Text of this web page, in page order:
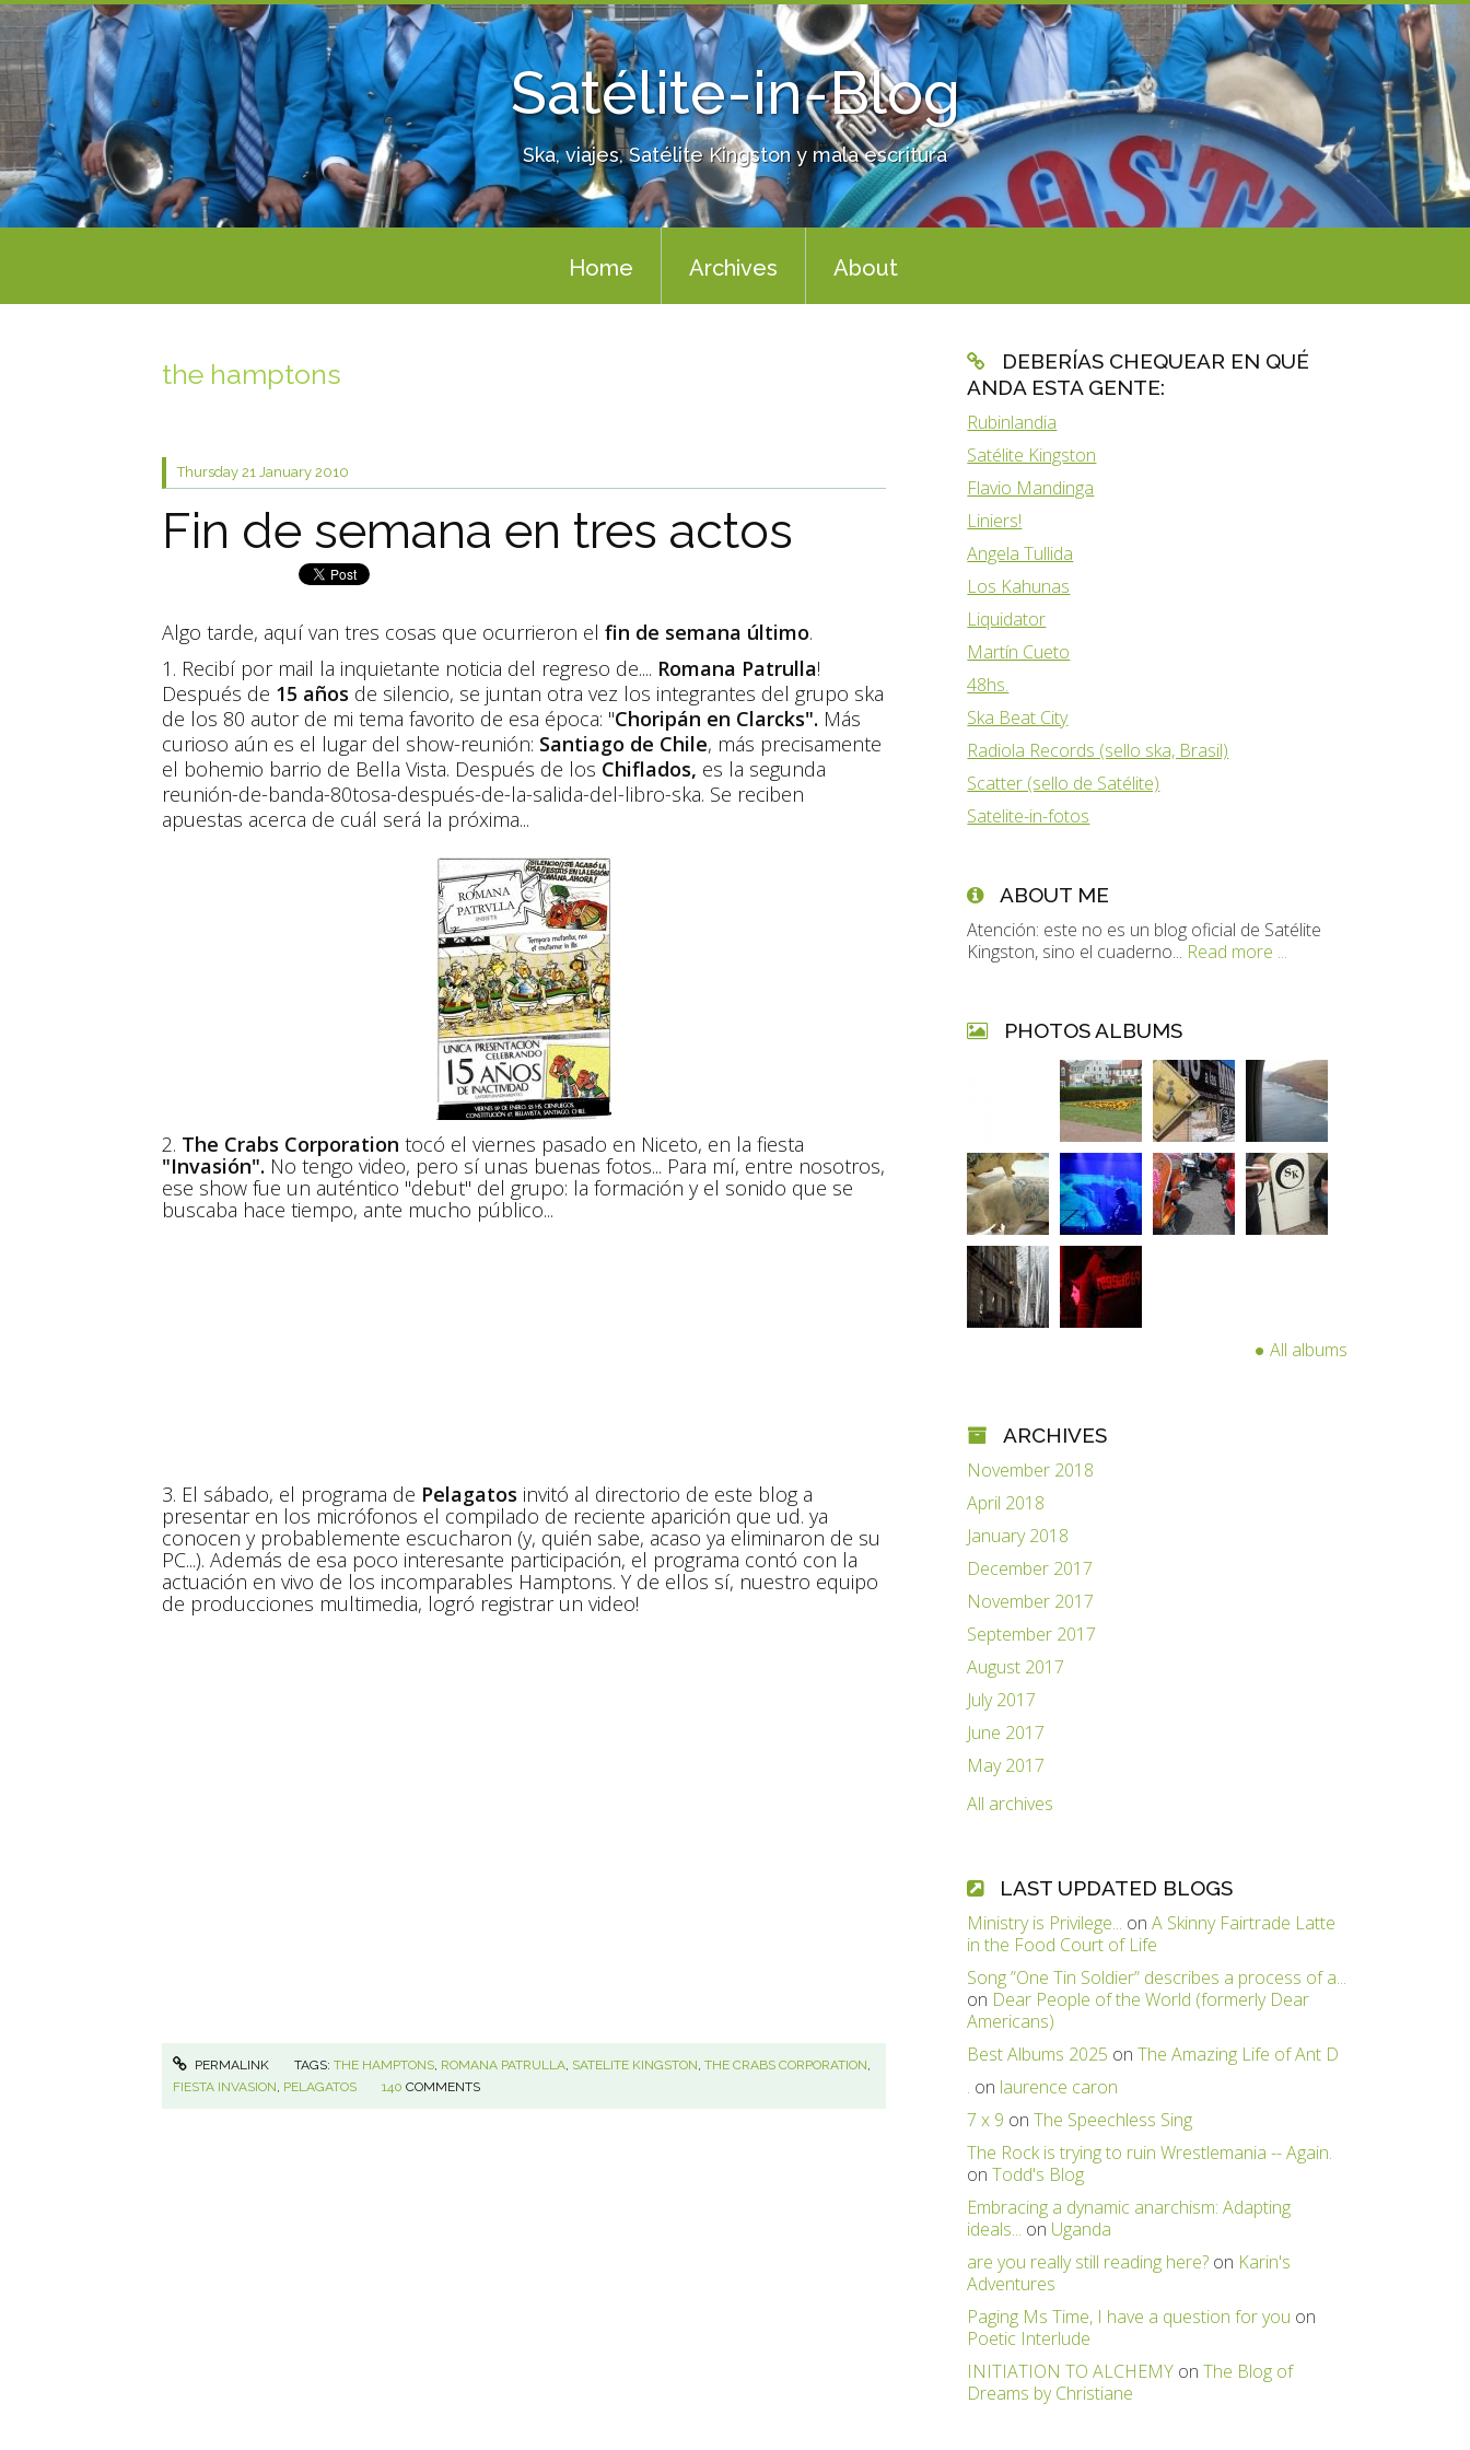
Satélite-in-Blog
Ska, viajes, Satélite Kingston y mala escritura
Home Archives About
the hamptons
Thursday 21 January 2010
Fin de semana en tres actos
Algo tarde, aquí van tres cosas que ocurrieron el fin de semana último.
1. Recibí por mail la inquietante noticia del regreso de.... Romana Patrulla!
Después de 15 años de silencio, se juntan otra vez los integrantes del grupo ska
de los 80 autor de mi tema favorito de esa época: "Choripán en Clarcks". Más
curioso aún es el lugar del show-reunión: Santiago de Chile, más precisamente
el bohemio barrio de Bella Vista. Después de los Chiflados, es la segunda
reunión-de-banda-80tosa-después-de-la-salida-del-libro-ska. Se reciben
apuestas acerca de cuál será la próxima...
2. The Crabs Corporation tocó el viernes pasado en Niceto, en la fiesta
"Invasión". No tengo video, pero sí unas buenas fotos... Para mí, entre nosotros,
ese show fue un auténtico "debut" del grupo: la formación y el sonido que se
buscaba hace tiempo, ante mucho público...
3. El sábado, el programa de Pelagatos invitó al directorio de este blog a
presentar en los micrófonos el compilado de reciente aparición que ud. ya
conocen y probablemente escucharon (y, quién sabe, acaso ya eliminaron de su
PC...). Además de esa poco interesante participación, el programa contó con la
actuación en vivo de los incomparables Hamptons. Y de ellos sí, nuestro equipo
de producciones multimedia, logró registrar un video!
PERMALINK TAGS:THE HAMPTONS ROMANA PATRULLA SATELITE KINGSTON ,THE CRABS CORPORATION
FIESTA INVASION PELAGATOS 140 COMMENTS
DEBERÍAS CHEQUEAR EN QUÉ
ANDA ESTA GENTE:
Rubinlandia
Satélite Kingston
Flavio Mandinga
Liniers!
Angela Tullida
Los Kahunas
Liquidator
Martín Cueto
48hs.
Ska Beat City
Radiola Records (sello ska, Brasil)
Scatter (sello de Satélite)
Satelite-in-fotos
ABOUT ME
Atención: este no es un blog oficial de Satélite
Kingston, sino el cuaderno... Read more ...
PHOTOS ALBUMS
All albums
ARCHIVES
November 2018
April 2018
January 2018
December 2017
November 2017
September 2017
August 2017
July 2017
June 2017
May 2017
All archives
LAST UPDATED BLOGS
Ministry is Privilege... onA Skinny Fairtrade Latte
in the Food Court of Life
Song ”One Tin Soldier” describes a process of a...
on Dear People of the World (formerly Dear
Americans)
Best Albums 2025 onThe Amazing Life of Ant D
. on laurence caron
7 x 9 onThe Speechless Sing
The Rock is trying to ruin Wrestlemania -- Again.
onTodd's Blog
Embracing a dynamic anarchism: Adapting
ideals... on Uganda
are you really still reading here? on Karin's
Adventures
Paging Ms Time, I have a question for you on
Poetic Interlude
INITIATION TO ALCHEMY onThe Blog of
Dreams by Christiane